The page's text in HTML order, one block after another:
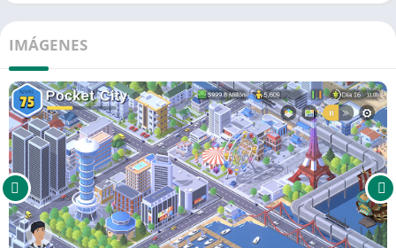
IMÁGENES